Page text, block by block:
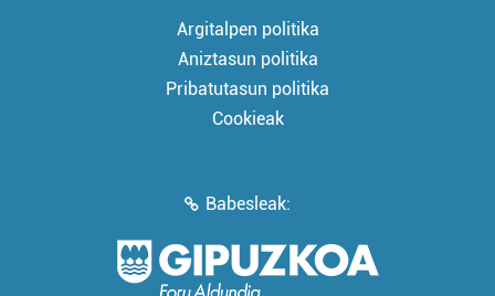
Argitalpen politika
Aniztasun politika
Pribatutasun politika
Cookieak
Babesleak: